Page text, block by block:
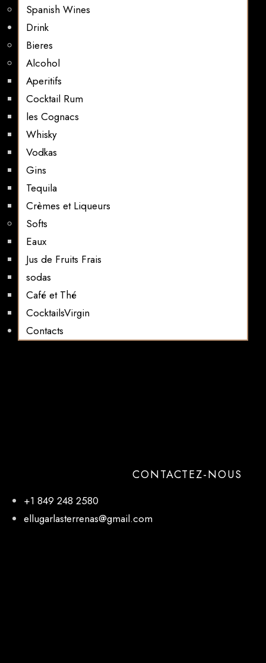
Spanish Wines
Drink
Bieres
Alcohol
Aperitifs
Cocktail Rum
les Cognacs
Whisky
Vodkas
Gins
Tequila
Crèmes et Liqueurs
Softs
Eaux
Jus de Fruits Frais
sodas
Café et Thé
CocktailsVirgin​
Contacts
CONTACTEZ-NOUS
+1 849 248 2580
ellugarlasterrenas@gmail.com